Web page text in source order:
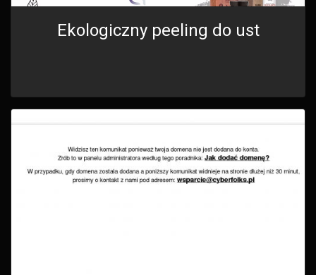
Ekologiczny peeling do ust